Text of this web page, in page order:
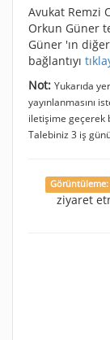
Avukat Remzi
Orkun Güner
Güner 'ın
bağlantıyı
Not: Yukarıda
yayınlanmasını
iletişime geçerek
Talebiniz 3 iş
Görüntüleme:
ziyaret